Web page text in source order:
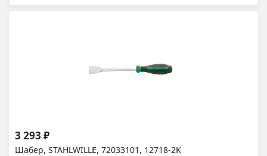
Шабер, STAHLWILLE, 72033101, 12718-2K
3 293 ₽